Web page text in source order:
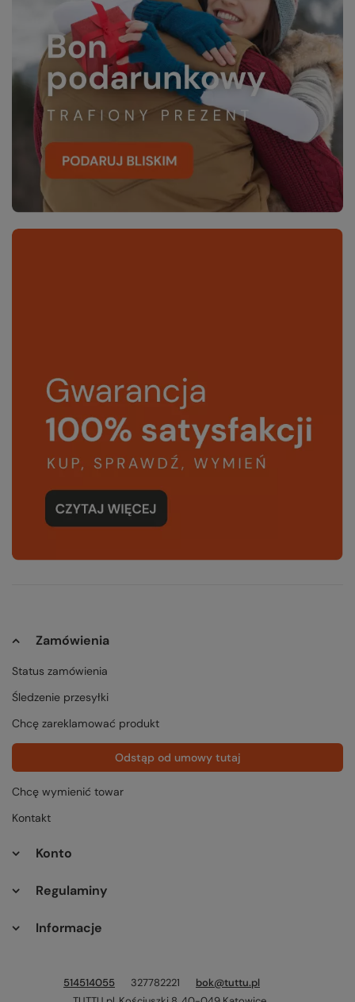
Zamówienia
Status zamówienia
Śledzenie przesyłki
Chcę zareklamować produkt
Odstąp od umowy tutaj
Chcę wymienić towar
Kontakt
Konto
Regulaminy
Informacje
514514055 327782221
bok@tuttu.pl